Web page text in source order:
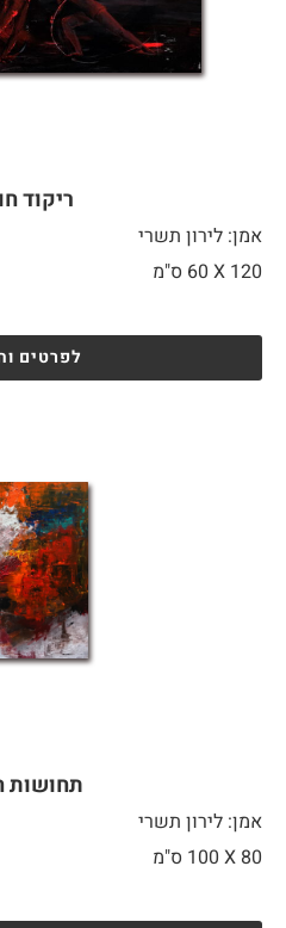
ריקוד
אמן: לירון תשרי
120 X
לפרטים
תחושות
אמן: לירון תשרי
80 X